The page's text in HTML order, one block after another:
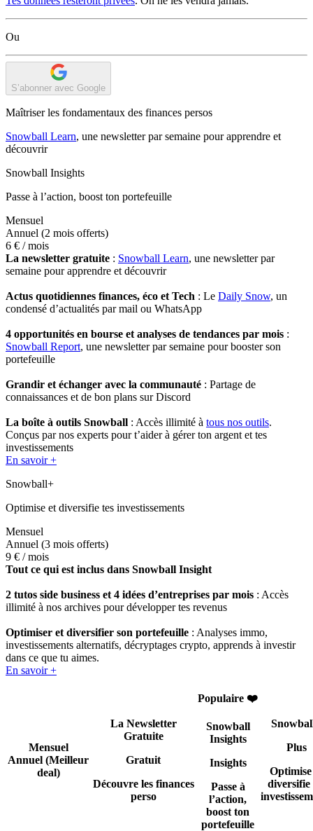
Ou
S’abonner avec Google
Maîtriser les fondamentaux des finances persos
Snowball Learn, une newsletter par semaine pour apprendre et
découvrir
Snowball Insights
Passe à l’action, boost ton portefeuille
Mensuel
Annuel (2 mois offerts)
6 € / mois
La newsletter gratuite : Snowball Learn, une newsletter par
semaine pour apprendre et découvrir
Actus quotidiennes finances, éco et Tech : Le Daily Snow, un
condensé d’actualités par mail ou WhatsApp
4 opportunités en bourse et analyses de tendances par mois :
Snowball Report, une newsletter par semaine pour booster son
portefeuille
Grandir et échanger avec la communauté : Partage de
connaissances et de bon plans sur Discord
La boîte à outils Snowball : Accès illimité à tous nos outils.
Conçus par nos experts pour t’aider à gérer ton argent et tes
investissements
En savoir +
Snowball+
Optimise et diversifie tes investissements
Mensuel
Annuel (3 mois offerts)
9 € / mois
Tout ce qui est inclus dans Snowball Insight
2 tutos side business et 4 idées d’entreprises par mois : Accès
illimité à nos archives pour développer tes revenus
Optimiser et diversifier son portefeuille : Analyses immo,
investissements alternatifs, décryptages crypto, apprends à investir
dans ce que tu aimes.
En savoir +
Mensuel
Annuel (Meilleur
deal)
La Newsletter
Gratuite
Gratuit
Découvre les finances
perso
Populaire ❤️
Snowball
Insights
Insights
Passe à
l’action,
boost ton
portefeuille
Plus
diversifie